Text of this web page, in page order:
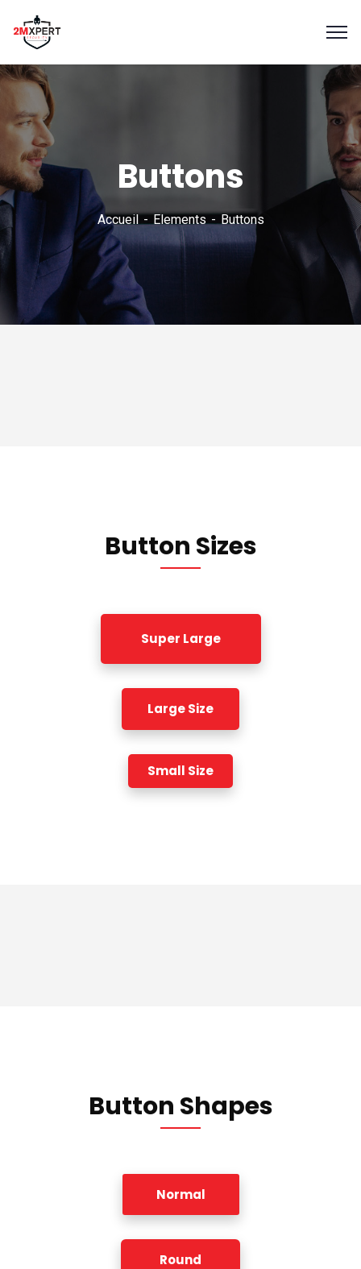
Buttons
Accueil Elements Buttons
Button Sizes
Super Large
Large Size
Small Size
Button Shapes
Normal
Round